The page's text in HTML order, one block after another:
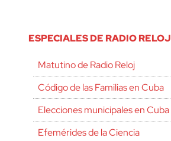
ESPECIALES DE RADIO RELOJ
Matutino de Radio Reloj
Código de las Familias en Cuba
Elecciones municipales en Cuba
Efemérides de la Ciencia